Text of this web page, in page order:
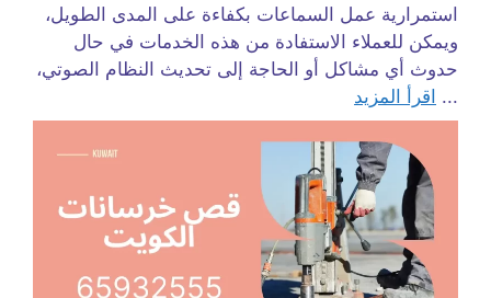
استمرارية عمل السماعات بكفاءة على المدى الطويل،
ويمكن للعملاء الاستفادة من هذه الخدمات في حال
حدوث أي مشاكل أو الحاجة إلى تحديث النظام الصوتي،
... اقرأ المزيد